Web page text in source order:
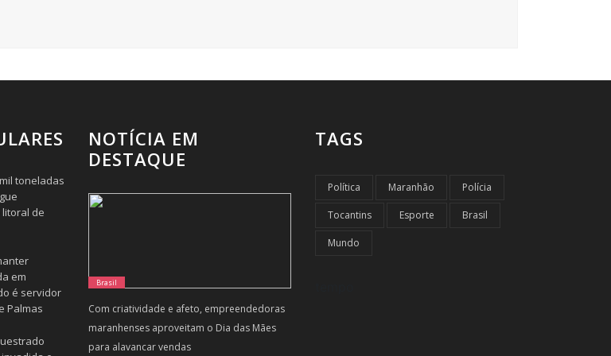
toneladas
de
em
é servidor
Palmas
NOTÍCIA EM
DESTAQUE
Brasil
Com criatividade e afeto, empreendedoras
maranhenses aproveitam o Dia das Mães
para alavancar vendas
TAGS
Política Maranhão Polícia
Tocantins Esporte Brasil
Mundo